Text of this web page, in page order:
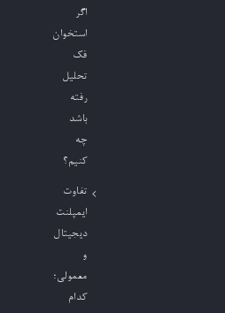
اگر
استخوان
فک
تحلیل
رفته
باشد
چه
کنیم؟
تفاوت
ایمپلنت
دیجیتال
و
معمولی؛
کدام